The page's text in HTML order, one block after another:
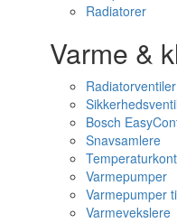
Radiatorer
Varme &
Bosch
Snavsamlere
Varmepumper
Varmepumper
Varmevekslere